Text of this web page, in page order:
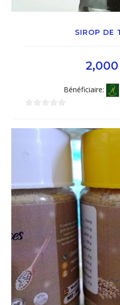
SIROP DE
2,000
Bénéficiaire: